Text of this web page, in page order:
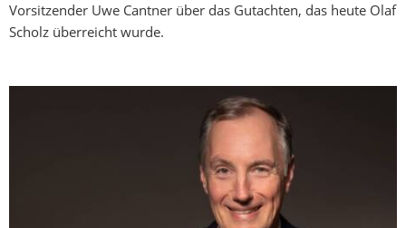
Vorsitzender Uwe Cantner über das Gutachten, das heute Olaf
Scholz überreicht wurde.